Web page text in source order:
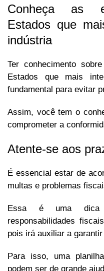
Conheça as
Estados que
indústria
Ter conhecimento
Estados que mais
fundamental para evitar
Assim, você tem o
comprometer a
Atente-se aos
É essencial estar de
multas e problemas
Essa é uma
responsabilidades
pois irá auxiliar a
Para isso, uma
podem ser de grande